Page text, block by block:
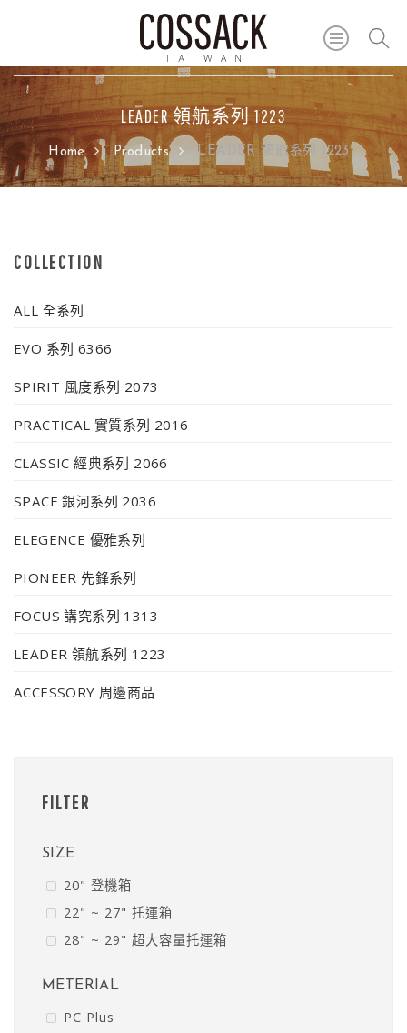
LEADER 領航系列 1223
Home Products LEADER 領航系列 1223
COLLECTION
ALL 全系列
EVO 系列 6366
SPIRIT 風度系列 2073
PRACTICAL 實質系列 2016
CLASSIC 經典系列 2066
SPACE 銀河系列 2036
ELEGENCE 優雅系列
PIONEER 先鋒系列
FOCUS 講究系列 1313
LEADER 領航系列 1223
ACCESSORY 周邊商品
FILTER
SIZE
20" 登機箱
22" ~ 27" 托運箱
28" ~ 29" 超大容量托運箱
METERIAL
PC Plus